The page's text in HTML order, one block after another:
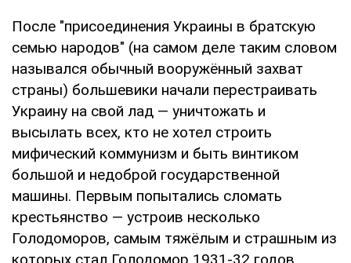
После "присоединения Украины в братскую
семью народов" (на самом деле таким словом
назывался обычный вооружённый захват
страны) большевики начали перестраивать
Украину на свой лад — уничтожать и
высылать всех, кто не хотел строить
мифический коммунизм и быть винтиком
большой и недоброй государственной
машины. Первым попытались сломать
крестьянство — устроив несколько
Голодоморов, самым тяжёлым и страшным из
которых стал Голодомор 1931-32 годов.